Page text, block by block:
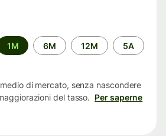
1M 6M 12M 5A
di mercato, senza nascondere
del tasso. Per saperne